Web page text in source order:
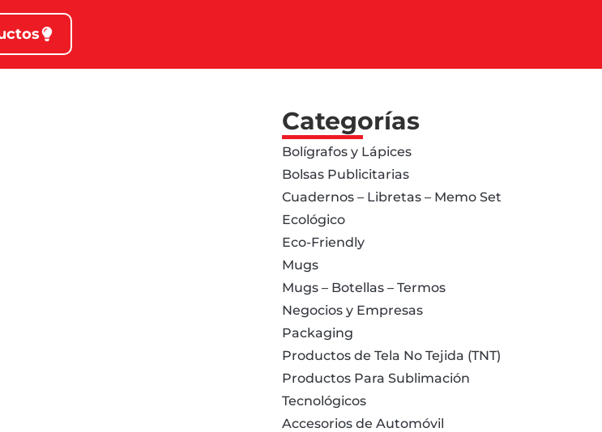
Categorías
Bolígrafos y Lápices
Bolsas Publicitarias
Cuadernos – Libretas – Memo Set
Ecológico
Eco-Friendly
Mugs
Mugs – Botellas – Termos
Negocios y Empresas
Packaging
Productos de Tela No Tejida (TNT)
Productos Para Sublimación
Tecnológicos
Accesorios de Automóvil